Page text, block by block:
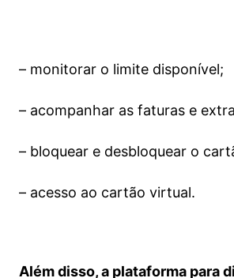
– monitorar o limite disponível;
– acompanhar as faturas e
– bloquear e desbloquear o
– acesso ao cartão virtual.
Além disso, a plataforma para